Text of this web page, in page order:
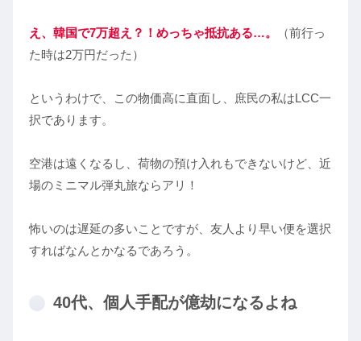
え、 韓国で7万超え？！めっちゃ抵抗ある…。
（前行っ
た時は2万円だった）
というわけで、この物価高に直面し、庶民の私はLCC一
択であります。
空港は遠くなるし、荷物の預け入れもできないけど、近
場のミニマル弾丸旅ならアリ！
怖いのは遅延の多いことですが、友人より早い便を選択
すればなんとかなるであろう。
40代、個人手配が億劫になるよね